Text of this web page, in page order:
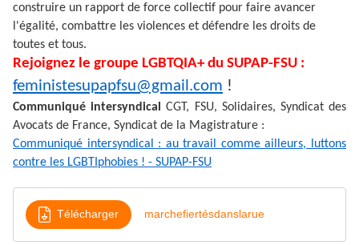
construire un rapport de force collectif pour faire avancer
l'égalité, combattre les violences et défendre les droits de
toutes et tous.
Rejoignez le groupe LGBTQIA+ du SUPAP-FSU :
feministesupapfsu@gmail.com !
Communiqué intersyndical
CGT, FSU, Solidaires, Syndicat des
Avocats de France, Syndicat de la Magistrature :
Communiqué intersyndical : au travail comme ailleurs, luttons
contre les LGBTIphobies ! - SUPAP-FSU
Télécharger marchefiertésdanslarue